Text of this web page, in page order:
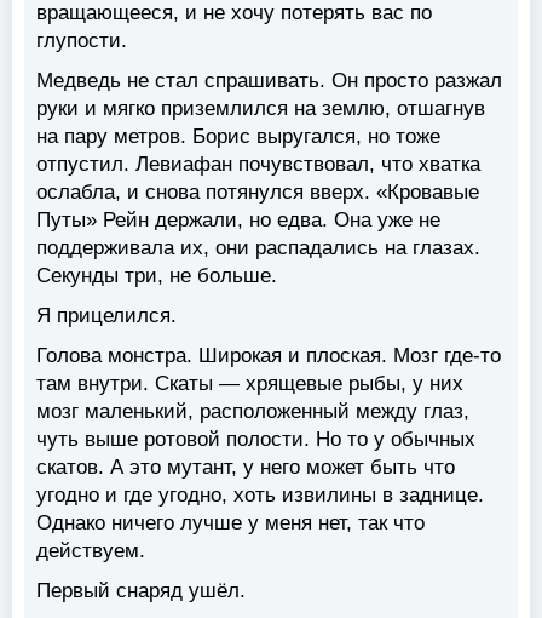
вращающееся, и не хочу потерять вас по
глупости.
Медведь не стал спрашивать. Он просто разжал
руки и мягко приземлился на землю, отшагнув
на пару метров. Борис выругался, но тоже
отпустил. Левиафан почувствовал, что хватка
ослабла, и снова потянулся вверх. «Кровавые
Путы» Рейн держали, но едва. Она уже не
поддерживала их, они распадались на глазах.
Секунды три, не больше.
Я прицелился.
Голова монстра. Широкая и плоская. Мозг где-то
там внутри. Скаты — хрящевые рыбы, у них
мозг маленький, расположенный между глаз,
чуть выше ротовой полости. Но то у обычных
скатов. А это мутант, у него может быть что
угодно и где угодно, хоть извилины в заднице.
Однако ничего лучше у меня нет, так что
действуем.
Первый снаряд ушёл.